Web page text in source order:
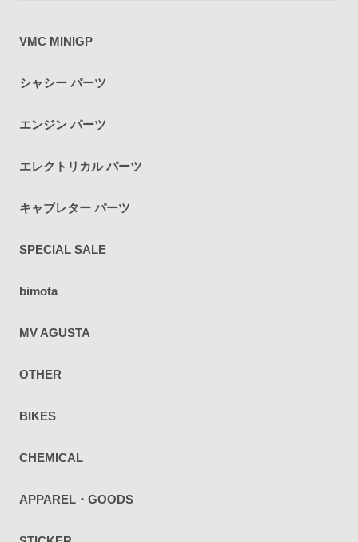
VMC MINIGP
シャシー パーツ
エンジン パーツ
エレクトリカル パーツ
キャブレター パーツ
SPECIAL SALE
bimota
MV AGUSTA
OTHER
BIKES
CHEMICAL
APPAREL・GOODS